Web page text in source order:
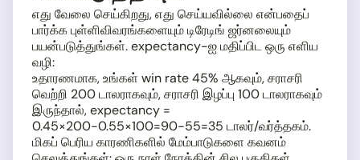
எது வேலை செய்கிறது, எது செய்யவில்லை என்பதைப்
பார்க்க புள்ளிவிவரங்களையும் டிரேடிங் ஜர்னலையும்
பயன்படுத்துங்கள். expectancy-ஐ மதிப்பிட ஒரு எளிய
வழி:
உதாரணமாக, உங்கள் win rate 45% ஆகவும், சராசரி
வெற்றி 200 டாலராகவும், சராசரி இழப்பு 100 டாலராகவும்
இருந்தால், expectancy =
0.45×200−0.55×100=90−55=35 டாலர்/வர்த்தகம்.
மிகப் பெரிய காரணிகளில் மேம்பாடுகளை கவனம்